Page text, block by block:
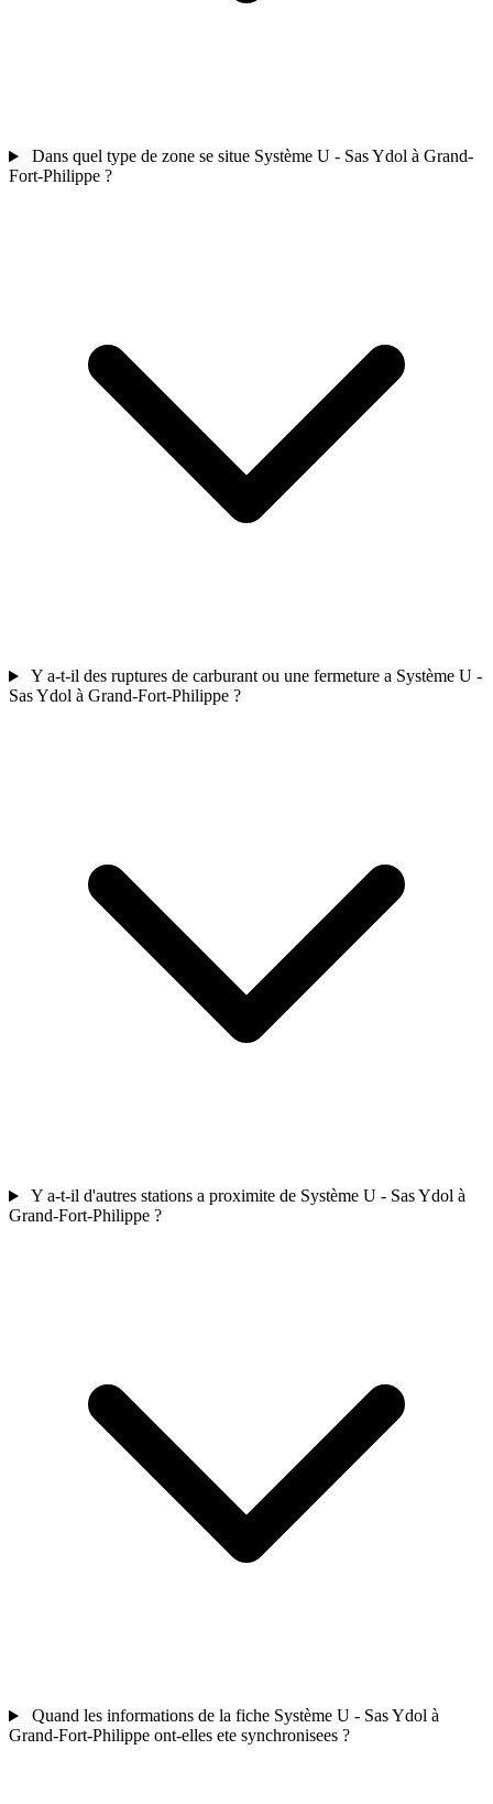
Dans quel type de zone se situe Système U - Sas Ydol à Grand-
Fort-Philippe ?
Y a-t-il des ruptures de carburant ou une fermeture a Système U -
Sas Ydol à Grand-Fort-Philippe ?
Y a-t-il d'autres stations a proximite de Système U - Sas Ydol à
Grand-Fort-Philippe ?
Quand les informations de la fiche Système U - Sas Ydol à
Grand-Fort-Philippe ont-elles ete synchronisees ?